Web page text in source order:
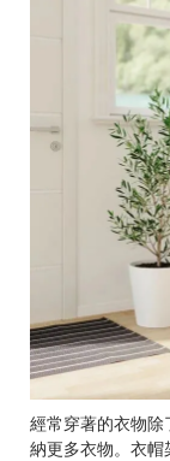
經常穿著的衣物
納更多衣物。衣